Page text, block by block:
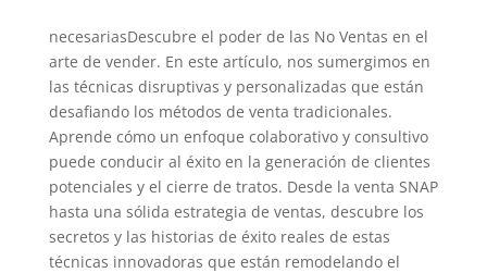
necesariasDescubre el poder de las No Ventas en el
arte de vender. En este artículo, nos sumergimos en
las técnicas disruptivas y personalizadas que están
desafiando los métodos de venta tradicionales.
Aprende cómo un enfoque colaborativo y consultivo
puede conducir al éxito en la generación de clientes
potenciales y el cierre de tratos. Desde la venta SNAP
hasta una sólida estrategia de ventas, descubre los
secretos y las historias de éxito reales de estas
técnicas innovadoras que están remodelando el